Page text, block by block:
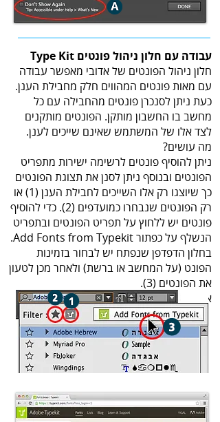
עבודה עם חלון ניהול פונטים Type Kit
חלון ניהול הפונטים של אדובי מאפשר עבודה
עם מאות פונטים המהווים חלק מחבילת הענן.
כעת ניתן לסנכרן פונטים מהחבילה עם כל
מחשב בו החשבון מותקן. הפונטים מותקנים
לצד אלו של המשתמש שאינם שייכים לענן.
מה עושים?
ניתן להוסיף פונטים לרשימה ישירות מתפריט
הפונטים ובנוסף ניתן לסנן את תצוגת הפונטים
כך שיוצגו רק אלו השייכים לחבילת הענן (1) או
רק הפונטים שנבחרו כמועדפים (2). כדי להוסיף
פונטים יש ללחוץ על תפריט הפונטים ובתפריט
הנשלף על כפתור Add Fonts from Typekit.
בחלון הדפדפן שנפתח יש לבחור בזמינות
הפונט (על המחשב או ברשת) ולאחר מכן לטעון
את הפונטים (3).
אלו יהיו זמינים מכל תוכנות הענן.